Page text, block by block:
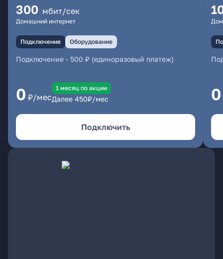
300 мбит/сек
Домашний интернет
Подключение Оборудование
Подключение - 500 ₽ (единоразовый платеж)
0 ₽/мес
1 месяц по акции
Далее 450₽/мес
Подключить
0